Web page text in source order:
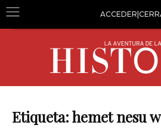
Etiqueta: hemet nesu